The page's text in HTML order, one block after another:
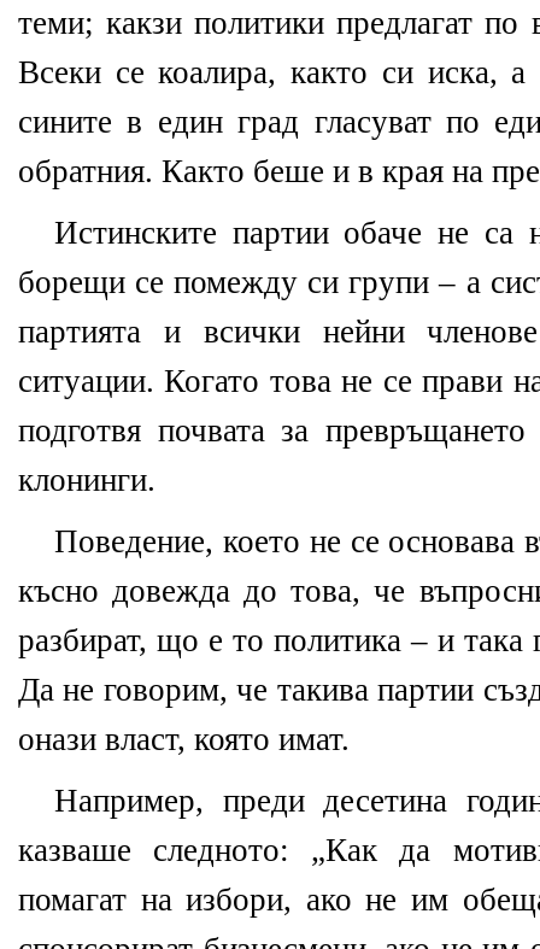
теми; какзи политики предлагат по
Всеки се коалира, както си иска,
сините в един град гласуват по
обратния. Както беше и в края на
Истинските партии обаче не са
борещи се помежду си групи – а
партията и всички нейни
ситуации. Когато това не се прави
подготвя почвата за
клонинги.
Поведение, което не се основава
късно довежда до това, че
разбират, що е то политика – и така
Да не говорим, че такива партии
онази власт, която имат.
Например, преди десетина
казваше следното: „Как да
помагат на избори, ако не им